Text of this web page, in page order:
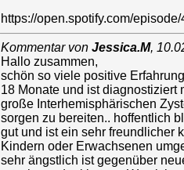
https://open.spotify.com/
Kommentar von Jessica.M,
Hallo zusammen,
schön so viele positive
18 Monate und ist
große Interhemisphärischen
sorgen zu bereiten.. hoffentlich
gut und ist ein sehr freundlicher
Kindern oder Erwachsenen
sehr ängstlich ist gegenüber